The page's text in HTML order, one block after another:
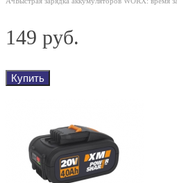
149 руб.
Купить